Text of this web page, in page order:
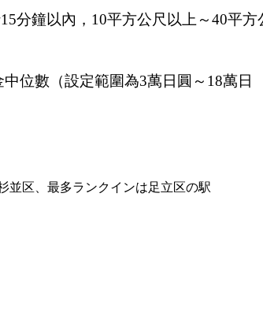
分鐘以內，10平方公尺以上～40平方
位數（設定範圍為3萬日圓～18萬日
並区、最多ランクインは足立区の駅